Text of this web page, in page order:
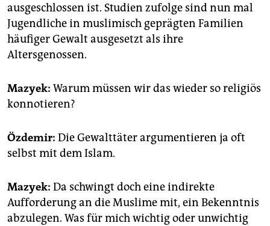
ausgeschlossen ist. Studien zufolge sind nun mal
Jugendliche in muslimisch geprägten Familien
häufiger Gewalt ausgesetzt als ihre
Altersgenossen.
Mazyek: Warum müssen wir das wieder so religiös
konnotieren?
Özdemir: Die Gewalttäter argumentieren ja oft
selbst mit dem Islam.
Mazyek: Da schwingt doch eine indirekte
Aufforderung an die Muslime mit, ein Bekenntnis
abzulegen. Was für mich wichtig oder unwichtig